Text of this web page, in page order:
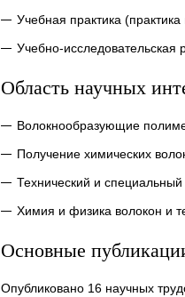
Учебная практика
Учебно-исследовательская
Область научных
Волокнообразующие
Получение химических
Технический и специальный
Химия и физика волокон и
Основные
Опубликовано 16 научных